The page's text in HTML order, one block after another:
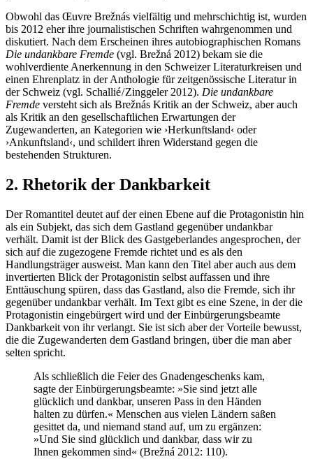
Obwohl das Œuvre Brežnás vielfältig und mehrschichtig ist, wurden
bis 2012 eher ihre journalistischen Schriften wahrgenommen und
diskutiert. Nach dem Erscheinen ihres autobiographischen Romans
Die undankbare Fremde (vgl. Brežná 2012) bekam sie die
wohlverdiente Anerkennung in den Schweizer Literaturkreisen und
einen Ehrenplatz in der Anthologie für zeitgenössische Literatur in
der Schweiz (vgl. Schallié / Zinggeler 2012). Die undankbare
Fremde versteht sich als Brežnás Kritik an der Schweiz, aber auch
als Kritik an den gesellschaftlichen Erwartungen der
Zugewanderten, an Kategorien wie ›Herkunftsland‹ oder
›Ankunftsland‹, und schildert ihren Widerstand gegen die
bestehenden Strukturen.
2. Rhetorik der Dankbarkeit
Der Romantitel deutet auf der einen Ebene auf die Protagonistin hin
als ein Subjekt, das sich dem Gastland gegenüber undankbar
verhält. Damit ist der Blick des Gastgeberlandes angesprochen, der
sich auf die zugezogene Fremde richtet und es als den
Handlungsträger ausweist. Man kann den Titel aber auch aus dem
invertierten Blick der Protagonistin selbst auffassen und ihre
Enttäuschung spüren, dass das Gastland, also die Fremde, sich ihr
gegenüber undankbar verhält. Im Text gibt es eine Szene, in der die
Protagonistin eingebürgert wird und der Einbürgerungsbeamte
Dankbarkeit von ihr verlangt. Sie ist sich aber der Vorteile bewusst,
die die Zugewanderten dem Gastland bringen, über die man aber
selten spricht.
Als schließlich die Feier des Gnadengeschenks kam,
sagte der Einbürgerungsbeamte: »Sie sind jetzt alle
glücklich und dankbar, unseren Pass in den Händen
halten zu dürfen.« Menschen aus vielen Ländern saßen
gesittet da, und niemand stand auf, um zu ergänzen:
»Und Sie sind glücklich und dankbar, dass wir zu
Ihnen gekommen sind« (Brežná 2012: 110).